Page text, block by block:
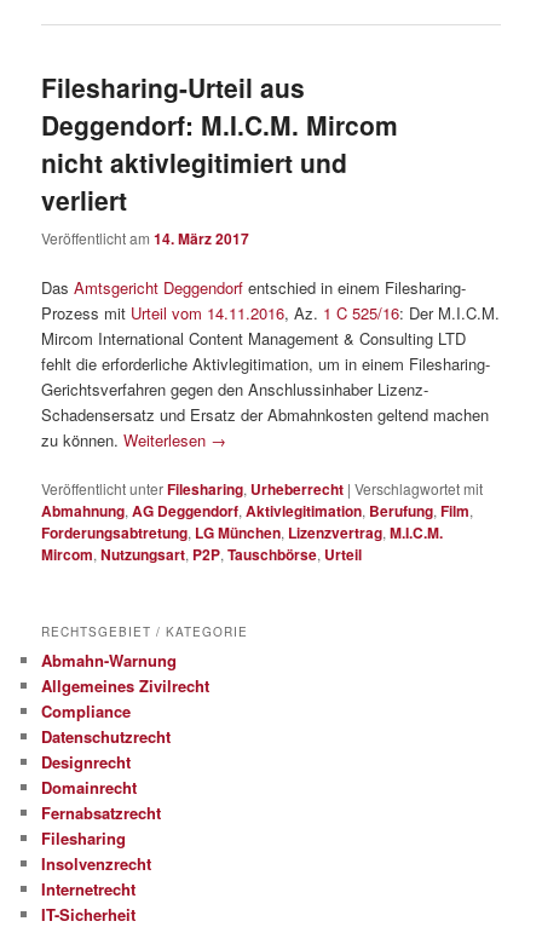
Filesharing-Urteil aus
Deggendorf: M.I.C.M. Mircom
nicht aktivlegitimiert und
verliert
Veröffentlicht am14. März 2017
DasAmtsgericht Deggendorf entschied in einem Filesharing-
Prozess mit Urteil vom 14.11.2016, Az. 1 C 525/16: Der M.I.C.M.
Mircom International Content Management & Consulting LTD
fehlt die erforderliche Aktivlegitimation, um in einem Filesharing-
Gerichtsverfahren gegen den Anschlussinhaber Lizenz-
Schadensersatz und Ersatz der Abmahnkosten geltend machen
zu können.Weiterlesen →
Veröffentlicht unterFilesharing, Urheberrecht |Verschlagwortet mit
Abmahnung,AG Deggendorf,Aktivlegitimation, Berufung,Film,
Forderungsabtretung, LG München, Lizenzvertrag,M.I.C.M.
Mircom,Nutzungsart, P2P,Tauschbörse, Urteil
RECHTSGEBIET / KATEGORIE
Abmahn-Warnung
Allgemeines Zivilrecht
Compliance
Datenschutzrecht
Designrecht
Domainrecht
Fernabsatzrecht
Filesharing
Insolvenzrecht
Internetrecht
IT-Sicherheit